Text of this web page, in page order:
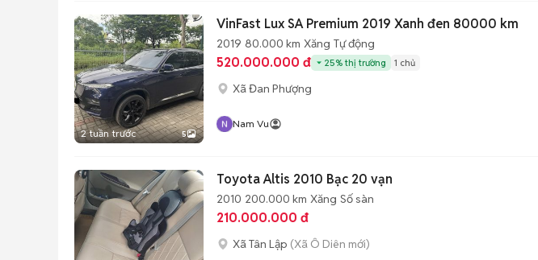
2 tuần trước 5
VinFast Lux SA Premium 2019 Xanh đen 80000 km
2019 80.000 km Xăng Tự động
520.000.000 đ 25% thị trường 1 chủ
Xã Đan Phượng
Nam Vu
Toyota Altis 2010 Bạc 20 vạn
2010 200.000 km Xăng Số sàn
210.000.000 đ
Xã Tân Lập (Xã Ô Diên mới)